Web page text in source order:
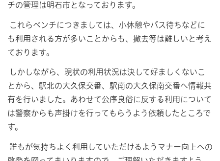
チの管理は明石市となっております。
これらベンチにつきましては、小休憩やバス待ちなどに
も利用される方が多いことからも、撤去等は難しいと考え
ております。
しかしながら、現状の利用状況は決して好ましくないこ
とから、駅北の大久保交番、駅南の大久保南交番へ情報共
有を行いました。あわせて公序良俗に反する利用について
は警察からも声掛けを行ってもらうよう依頼したところで
す。
誰もが気持ちよく利用していただけるようマナー向上への